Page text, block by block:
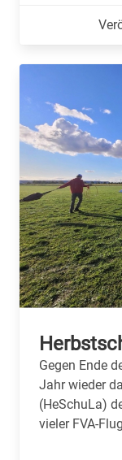
Gegen Ende
Jahr wieder
(HeSchuLa)
vieler FVA-